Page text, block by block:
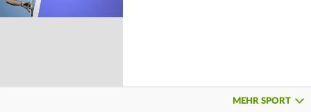
MEHR SPORT